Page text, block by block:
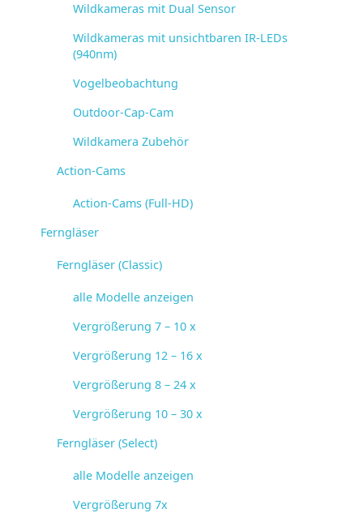
Wildkameras mit Dual Sensor
Wildkameras mit unsichtbaren IR-LEDs
(940nm)
Vogelbeobachtung
Outdoor-Cap-Cam
Wildkamera Zubehör
Action-Cams
Action-Cams (Full-HD)
Ferngläser
Ferngläser (Classic)
alle Modelle anzeigen
Vergrößerung 7 – 10 x
Vergrößerung 12 – 16 x
Vergrößerung 8 – 24 x
Vergrößerung 10 – 30 x
Ferngläser (Select)
alle Modelle anzeigen
Vergrößerung 7x